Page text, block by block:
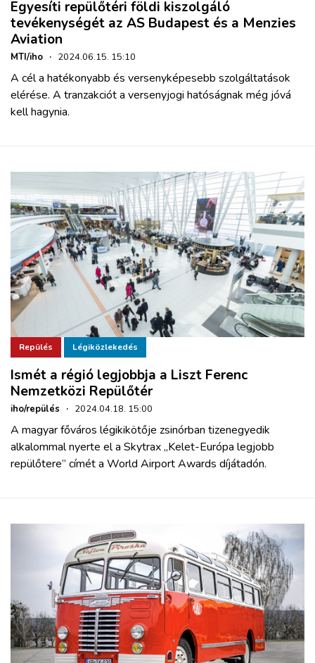
Egyesíti repülőtéri földi kiszolgáló
tevékenységét az AS Budapest és a Menzies
Aviation
MTI/iho · 2024.06.15. 15:10
A cél a hatékonyabb és versenyképesebb szolgáltatások
elérése. A tranzakciót a versenyjogi hatóságnak még jóvá
kell hagynia.
Repülés Légiközlekedés
Ismét a régió legjobbja a Liszt Ferenc
Nemzetközi Repülőtér
iho/repülés · 2024.04.18. 15:00
A magyar főváros légikikötője zsinórban tizenegyedik
alkalommal nyerte el a Skytrax „Kelet-Európa legjobb
repülőtere” címét a World Airport Awards díjátadón.